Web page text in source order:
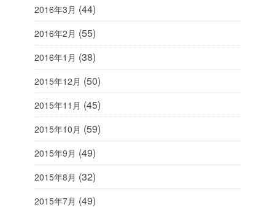
2016年3月 (44)
2016年2月 (55)
2016年1月 (38)
2015年12月 (50)
2015年11月 (45)
2015年10月 (59)
2015年9月 (49)
2015年8月 (32)
2015年7月 (49)